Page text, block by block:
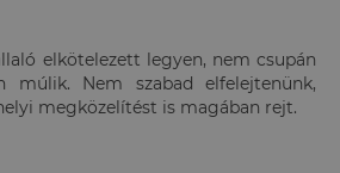
elkötelezett legyen, nem csupán
múlik. Nem szabad elfelejtenünk,
megközelítést is magában rejt.